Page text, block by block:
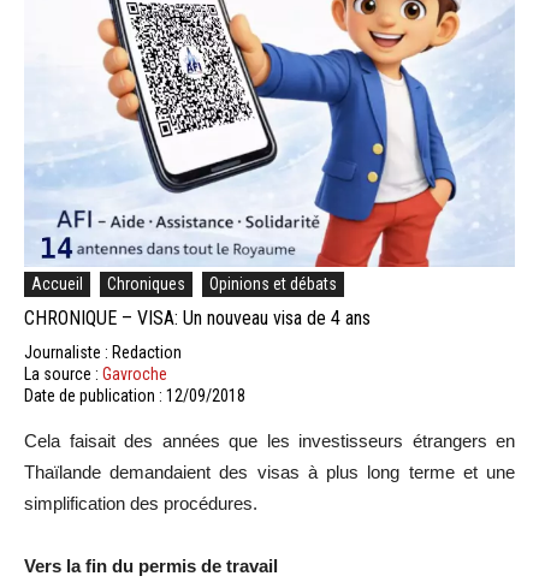
Accueil Chroniques Opinions et débats
CHRONIQUE – VISA: Un nouveau visa de 4 ans
Journaliste : Redaction
La source : Gavroche
Date de publication : 12/09/2018
Cela faisait des années que les investisseurs étrangers en
Thaïlande demandaient des visas à plus long terme et une
simplification des procédures.
Vers la fin du permis de travail